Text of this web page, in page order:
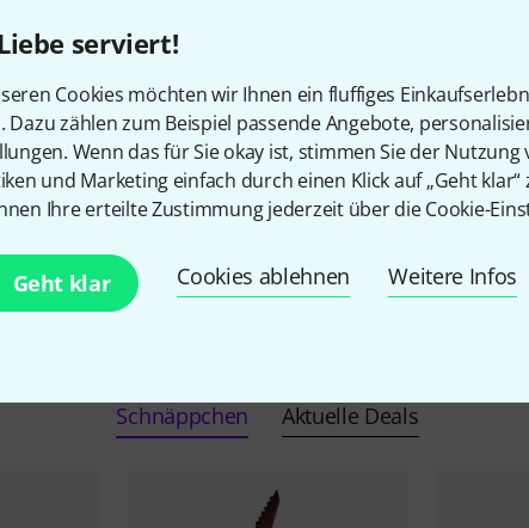
serviert!
Cookies möchten wir Ihnen ein fluffiges
Dazu zählen zum Beispiel passende Angebote,
Wenn das für Sie okay ist, stimmen Sie der
und Marketing einfach durch einen Klick auf „Geht klar“
Ihre erteilte Zustimmung jederzeit über die Cookie-
Geht klar Cookies ablehnen Weitere Infos
ESPLTD MH-1000NT BB BLK
UVP: 1.929 €
-15% UVP:
-19%
Schnäppchen Aktuelle Deals